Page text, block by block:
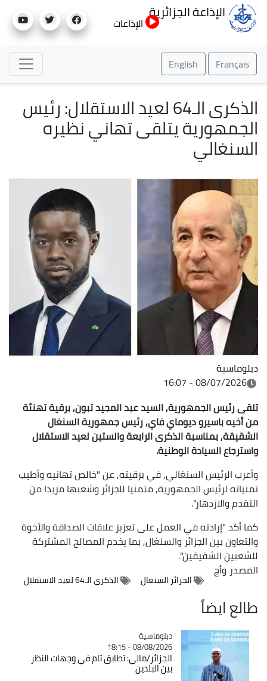
إلى
الإذاعة الجزائرية
الإذاعات
Français
English
الذكرى الـ64 لعيد الاستقلال: رئيس
الجمهورية يتلقى تهاني نظيره
السنغالي
دبلوماسية
08/07/2026 - 16:07
تلقى رئيس الجمهورية, السيد عبد المجيد تبون, برقية تهنئة
من أخيه باسيرو ديوماي فاي, رئيس جمهورية السنغال
الشقيقة, بمناسبة الذكرى الرابعة والستين لعيد الاستقلال
واسترجاع السيادة الوطنية.
وأعرب الرئيس السنغالي, في برقيته, عن "خالص تهانيه وأطيب
تمنياته لرئيس الجمهورية, متمنيا للجزائر وشعبها مزيدا من
التقدم والازدهار".
كما أكد "إرادته في العمل على تعزيز علاقات الصداقة والأخوة
والتعاون بين الجزائر والسنغال, بما يخدم المصالح المشتركة
للشعبين الشقيقين".
المصدروأج
الجزائر السنغال الذكرى الـ64 لعيد الاستقلال
طالع ايضاً
Catégorie
دبلوماسية
08/08/2026 - 18:15
الجزائر/مالي: تطابق تام في وجهات النظر
بين البلدين